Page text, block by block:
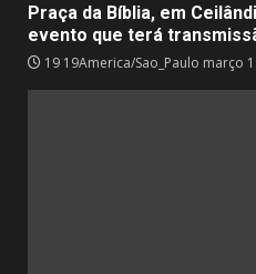
Praça da Bíblia, em
evento que terá
19 19America/Sao_Paulo março